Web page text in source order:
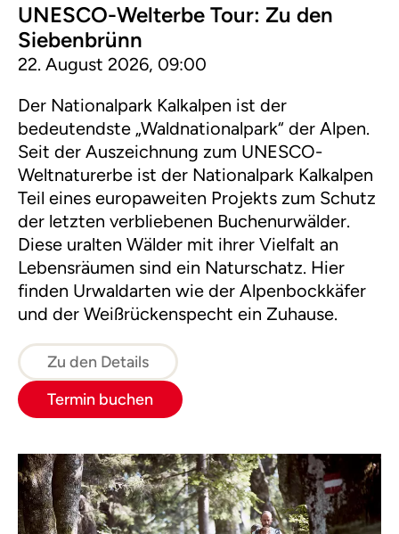
UNESCO-Welterbe Tour: Zu den
Siebenbrünn
22. August 2026, 09:00
Der Nationalpark Kalkalpen ist der
bedeutendste „Waldnationalpark“ der Alpen.
Seit der Auszeichnung zum UNESCO-
Weltnaturerbe ist der Nationalpark Kalkalpen
Teil eines europaweiten Projekts zum Schutz
der letzten verbliebenen Buchenurwälder.
Diese uralten Wälder mit ihrer Vielfalt an
Lebensräumen sind ein Naturschatz. Hier
finden Urwaldarten wie der Alpenbockkäfer
und der Weißrückenspecht ein Zuhause.
Zu den Details
Termin buchen